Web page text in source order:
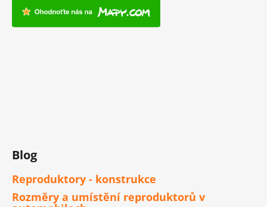
Blog
Reproduktory - konstrukce
Rozměry a umístění reproduktorů v